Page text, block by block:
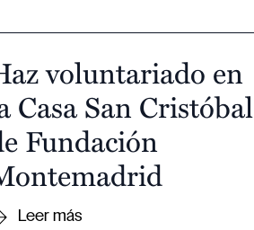
voluntariado en
Casa San Cristóbal
Fundación